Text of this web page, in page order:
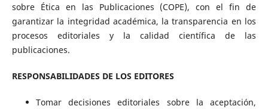
sobre Ética en las Publicaciones (COPE), con el fin de
garantizar la integridad académica, la transparencia en los
procesos editoriales y la calidad científica de las
publicaciones.
RESPONSABILIDADES DE LOS EDITORES
Tomar decisiones editoriales sobre la aceptación,